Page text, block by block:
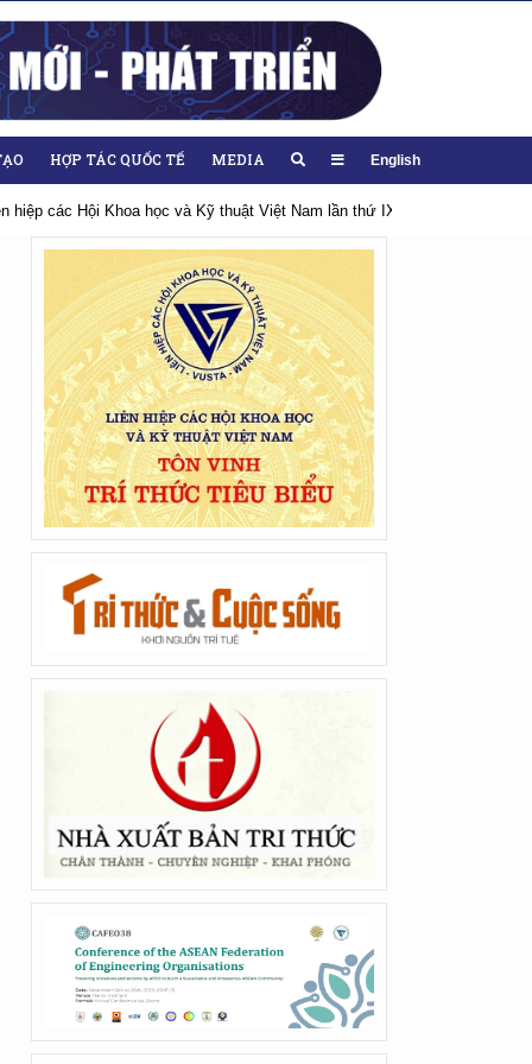
HỢP TÁC QUỐC TẾ MEDIA English
hiệp các Hội Khoa học và Kỹ thuật Việt Nam lần thứ IX, nhiệm kỳ 2026-